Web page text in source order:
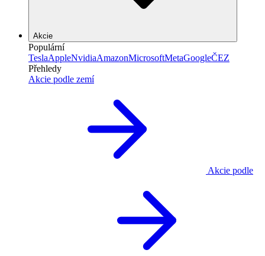
Akcie
Populární
TeslaAppleNvidiaAmazonMicrosoftMetaGoogleČEZ
Přehledy
Akcie podle zemí
Akcie podle